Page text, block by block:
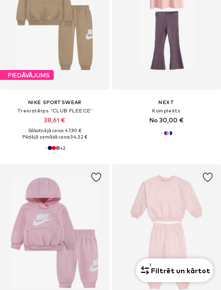
PIEDĀVĀJUMS
NIKE SPORTSWEAR
Treniņtērps 'CLUB FLEECE'
38,61 €
Sākotnējā cena: 47,90 €
Pēdējā zemākā cena:34,32 €
+2
NEXT
Komplekts
No 30,00 €
1
Filtrēt un kārtot